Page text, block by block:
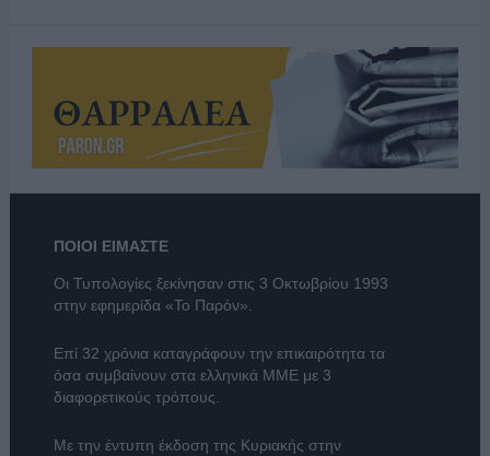
ΠΟΙΟΙ ΕΙΜΑΣΤΕ
Οι Τυπολογίες ξεκίνησαν στις 3 Οκτωβρίου 1993
στην εφημερίδα «Το Παρόν».
Επί 32 χρόνια καταγράφουν την επικαιρότητα τα
όσα συμβαίνουν στα ελληνικά ΜΜΕ με 3
διαφορετικούς τρόπους.
Με την έντυπη έκδοση της Κυριακής στην